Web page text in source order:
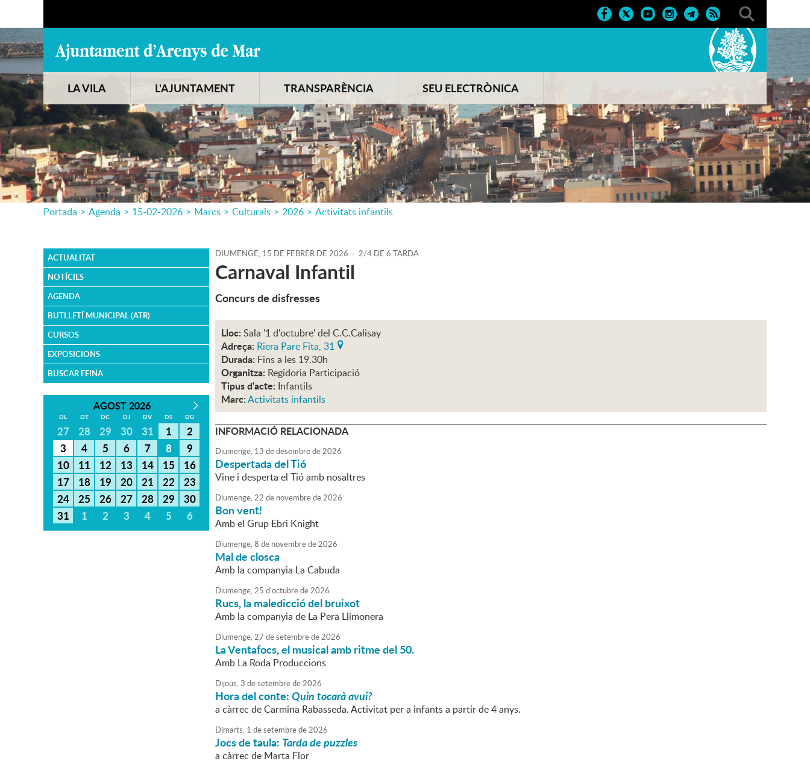
LA VILA L'AJUNTAMENT TRANSPARÈNCIA SEU ELECTRÒNICA
Portada > Agenda > 15-02-2026 > Marcs > Culturals > 2026 > Activitats infantils
ACTUALITAT
NOTÍCIES
AGENDA
BUTLLETÍ MUNICIPAL (ATR)
CURSOS
EXPOSICIONS
BUSCAR FEINA
AGOST 2026
DL DT DC DJ DV DS DG
27 28 29 30 31 1
2
3
4 5 6 7 8
9
10
11 12 13 14 15
16
17
18 19 20 21 22
23
24
25 26 27 28 29
30
31
1 2 3 4 5 6
DIUMENGE, 15 DE FEBRER DE 2026 - 2/4 DE 6 TARDA
Carnaval Infantil
Concurs de disfresses
Lloc: Sala '1 d'octubre' del C.C.Calisay
Adreça: Riera Pare Fita, 31
Durada: Fins a les 19.30h
Organitza: Regidoria Participació
Tipus d'acte: Infantils
Marc:Activitats infantils
INFORMACIÓ RELACIONADA
Diumenge, 13 dedesembrede2026
Despertada del Tió
Vine i desperta el Tió amb nosaltres
Diumenge,22 de novembrede2026
Bon vent!
Amb el Grup Ebri Knight
Diumenge,8 de novembrede2026
Mal de closca
Amb la companyia La Cabuda
Diumenge,25 d'octubrede2026
Rucs, la maledicció del bruixot
Amb la companyia de La Pera Llimonera
Diumenge,27 desetembrede2026
La Ventafocs, el musical amb ritme del 50.
Amb La Roda Produccions
Dijous,3 desetembrede2026
Hora del conte:Quin tocarà avui?
a càrrec de Carmina Rabasseda. Activitat per a infants a partir de 4 anys.
Dimarts, 1 desetembrede2026
Jocs de taula: Tarda de puzzles
a càrrec de Marta Flor